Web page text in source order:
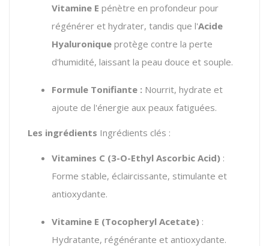
Vitamine E pénètre en profondeur pour
régénérer et hydrater, tandis que l'Acide
Hyaluronique protège contre la perte
d'humidité, laissant la peau douce et souple.
Formule Tonifiante : Nourrit, hydrate et
ajoute de l'énergie aux peaux fatiguées.
Les ingrédients Ingrédients clés :
Vitamines C (3-O-Ethyl Ascorbic Acid) :
Forme stable, éclaircissante, stimulante et
antioxydante.
Vitamine E (Tocopheryl Acetate) :
Hydratante, régénérante et antioxydante.